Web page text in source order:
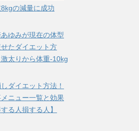
の減量に成功
ゆみが現在の体型
たダイエット方
太りから体重-10kg
ダイエット方法！
ニュー一覧と効果
する人損する人】